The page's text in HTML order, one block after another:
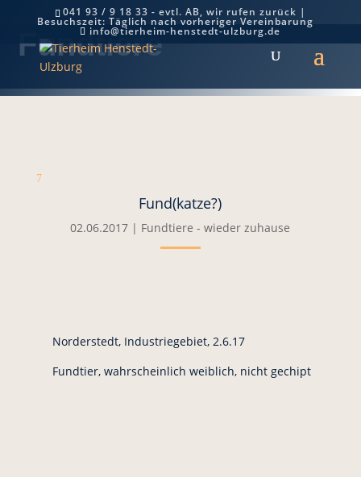
041 93 / 9 18 33 - evtl. AB, wir rufen zurück |
Besuchszeit: Täglich nach vorheriger Vereinbarung
info@tierheim-henstedt-ulzburg.de
Fundtiere
7
Fund(katze?)
02.06.2017 | Fundtiere - wieder zuhause
Norderstedt, Industriegebiet, 2.6.17
Fundtier, wahrscheinlich weiblich, nicht gechipt